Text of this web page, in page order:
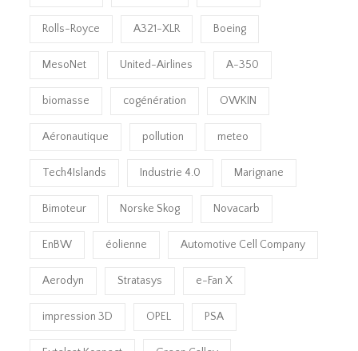
Rolls-Royce A321-XLR Boeing
MesoNet United-Airlines A-350
biomasse cogénération OWKIN
Aéronautique pollution meteo
Tech4Islands Industrie 4.0 Marignane
Bimoteur Norske Skog Novacarb
EnBW éolienne Automotive Cell Company
Aerodyn Stratasys e-Fan X
impression 3D OPEL PSA